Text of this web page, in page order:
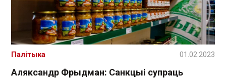
Аляксандр Фрыдман: Санкцыі супраць
Палітыка 01.02.2023